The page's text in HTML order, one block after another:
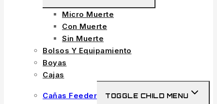
Micro Muerte
Con Muerte
Sin Muerte
Bolsos Y Equipamiento
Boyas
Cajas
Cañas Feeder TOGGLE CHILD MENU